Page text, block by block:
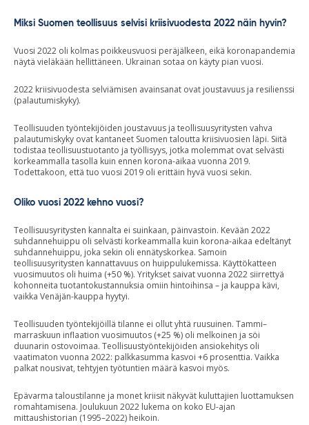
Miksi Suomen teollisuus selvisi kriisivuodesta 2022 näin hyvin?
Vuosi 2022 oli kolmas poikkeusvuosi peräjälkeen, eikä koronapandemia
näytä vieläkään hellittäneen. Ukrainan sotaa on käyty pian vuosi.
2022 kriisivuodesta selviämisen avainsanat ovat joustavuus ja resilienssi
(palautumiskyky).
Teollisuuden työntekijöiden joustavuus ja teollisuusyritysten vahva
palautumiskyky ovat kantaneet Suomen taloutta kriisivuosien läpi. Siitä
todistaa teollisuustuotanto ja työllisyys, jotka molemmat ovat selvästi
korkeammalla tasolla kuin ennen korona-aikaa vuonna 2019.
Todettakoon, että tuo vuosi 2019 oli erittäin hyvä vuosi sekin.
Oliko vuosi 2022 kehno vuosi?
Teollisuusyritysten kannalta ei suinkaan, päinvastoin. Kevään 2022
suhdannehuippu oli selvästi korkeammalla kuin korona-aikaa edeltänyt
suhdannehuippu, joka sekin oli ennätyskorkea. Samoin
teollisuusyritysten kannattavuus on huippulukemissa. Käyttökatteen
vuosimuutos oli huima (+50 %). Yritykset saivat vuonna 2022 siirrettyä
kohonneita tuotantokustannuksia omiin hintoihinsa – ja kauppa kävi,
vaikka Venäjän-kauppa hyytyi.
Teollisuuden työntekijöillä tilanne ei ollut yhtä ruusuinen. Tammi–
marraskuun inflaation vuosimuutos (+25 %) oli melkoinen ja söi
duunarin ostovoimaa. Teollisuustyöntekijöiden ansiokehitys oli
vaatimaton vuonna 2022: palkkasumma kasvoi +6 prosenttia. Vaikka
palkat nousivat, tehtyjen työtuntien määrä kasvoi myös.
Epävarma taloustilanne ja monet kriisit näkyvät kuluttajien luottamuksen
romahtamisena. Joulukuun 2022 lukema on koko EU-ajan
mittaushistorian (1995–2022) heikoin.